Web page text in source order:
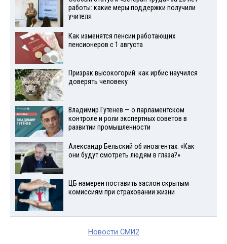
работы: какие меры поддержки получили
учителя
Как изменятся пенсии работающих
пенсионеров с 1 августа
Призрак высокогорий: как ирбис научился
доверять человеку
Владимир Гутенев — о парламентском
контроле и роли экспертных советов в
развитии промышленности
Александр Бельский об иноагентах: «Как
они будут смотреть людям в глаза?»
ЦБ намерен поставить заслон скрытым
комиссиям при страховании жизни
Новости СМИ2